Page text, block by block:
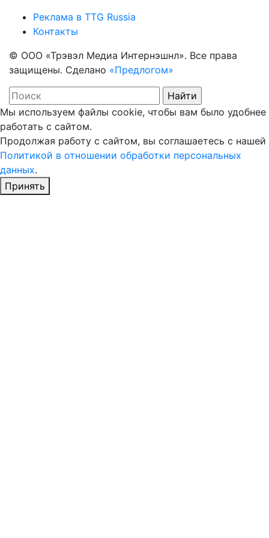
Реклама в TTG Russia
Контакты
© ООО «Трэвэл Медиа Интернэшнл». Все права
защищены. Сделано «Предлогом»
Мы используем файлы cookie, чтобы вам было удобнее
работать с сайтом.
Продолжая работу с сайтом, вы соглашаетесь с нашей
Политикой в отношении обработки персональных
данных.
Принять